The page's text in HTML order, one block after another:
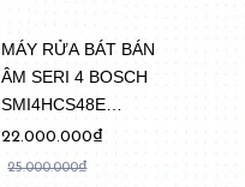
MÁY RỬA BÁT BÁN
ÂM SERI 4 BOSCH
SMI4HCS48E
(Model 2021)
22.000.000₫
25.000.000₫